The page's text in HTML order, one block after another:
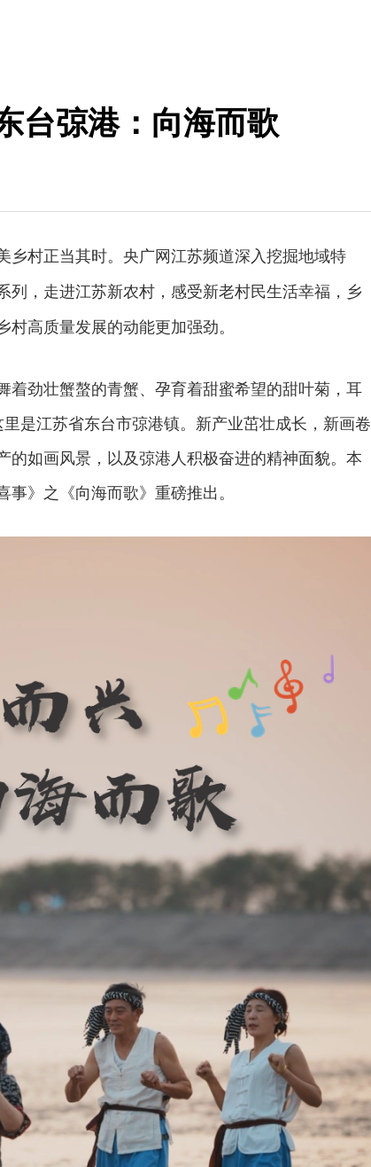
台弶港：向海而歌
乡村正当其时。央广网江苏频道深入挖掘地域特
列，走进江苏新农村，感受新老村民生活幸福，乡
高质量发展的动能更加强劲。
着劲壮蟹螯的青蟹、孕育着甜蜜希望的甜叶菊，耳
是江苏省东台市弶港镇。新产业茁壮成长，新画卷
的如画风景，以及弶港人积极奋进的精神面貌。本
》之《向海而歌》重磅推出。